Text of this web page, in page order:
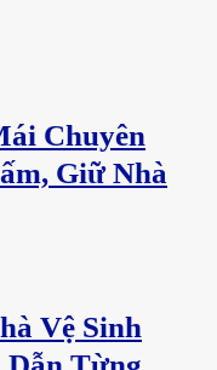
Chuyên
Giữ Nhà
Vệ Sinh